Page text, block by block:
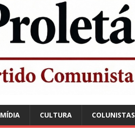
MÍDIA CULTURA COLUNISTAS